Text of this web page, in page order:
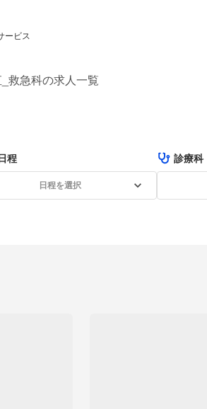
ービス
救急科の求人一覧
程
日程を選択
診療科